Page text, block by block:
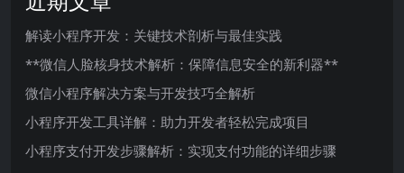
解读小程序开发：关键技术剖析与最佳实践
**微信人脸核身技术解析：保障信息安全的新利器**
微信小程序解决方案与开发技巧全解析
小程序开发工具详解：助力开发者轻松完成项目
小程序支付开发步骤解析：实现支付功能的详细步骤